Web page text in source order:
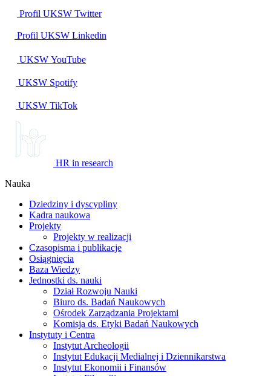
Profil UKSW Twitter
Profil UKSW Linkedin
UKSW YouTube
UKSW Spotify
UKSW TikTok
HR in research
Nauka
Dziedziny i dyscypliny
Kadra naukowa
Projekty
Projekty w realizacji
Czasopisma i publikacje
Osiągnięcia
Baza Wiedzy
Jednostki ds. nauki
Dział Rozwoju Nauki
Biuro ds. Badań Naukowych
Ośrodek Zarządzania Projektami
Komisja ds. Etyki Badań Naukowych
Instytuty i Centra
Instytut Archeologii
Instytut Edukacji Medialnej i Dziennikarstwa
Instytut Ekonomii i Finansów